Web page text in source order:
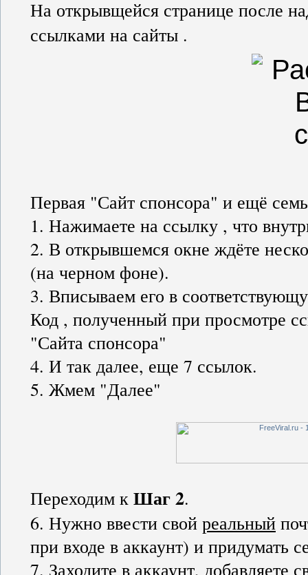
На открывщейся странице после
ссылками на сайты .
Первая "Сайт спонсора" и ещё
1. Нажимаете на ссылку , что
2. В открывшемся окне ждёте
(на черном фоне).
3. Вписываем его в
Код , полученный при просмотре
"Сайта спонсора"
4. И так далее, еще 7 ссылок.
5. Жмем "Далее"
Переходим к Шаг 2.
6. Нужно ввести свой реальный
при входе в аккаунт) и придумать
7. Заходите в аккаунт, добавляете